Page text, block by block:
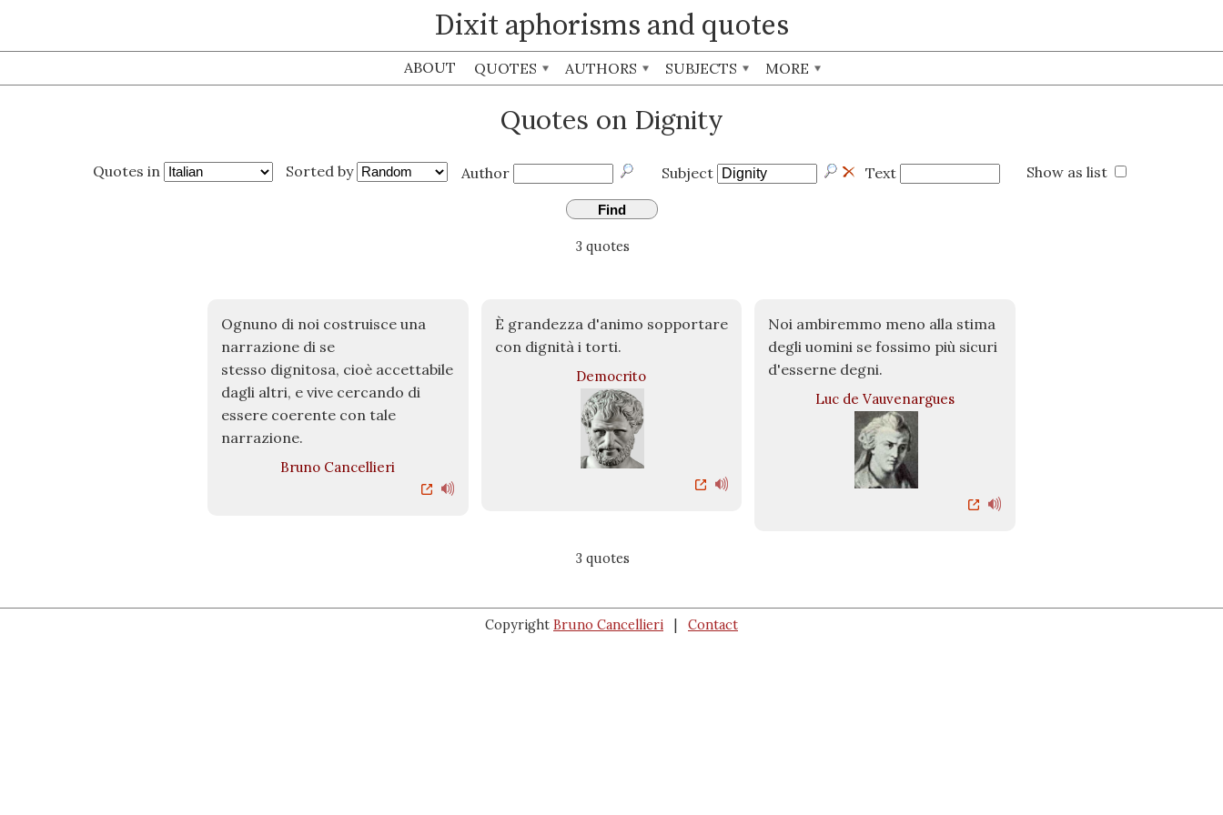
Dixit aphorisms and quotes
ABOUT QUOTES AUTHORS SUBJECTS MORE
Quotes on Dignity
Quotes in Sorted by Author Subject Text Show as list
Find
3 quotes
Ognuno di noi costruisce una
narrazione di se
stesso dignitosa, cioè accettabile
dagli altri, e vive cercando di
essere coerente con tale
narrazione.
Bruno Cancellieri
È grandezza d'animo sopportare
con dignità i torti.
Democrito
Noi ambiremmo meno alla stima
degli uomini se fossimo più sicuri
d'esserne degni.
Luc de Vauvenargues
3 quotes
Copyright Bruno Cancellieri Contact